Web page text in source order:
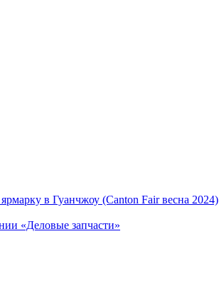
в Гуанчжоу (Canton Fair весна 2024)
«Деловые запчасти»